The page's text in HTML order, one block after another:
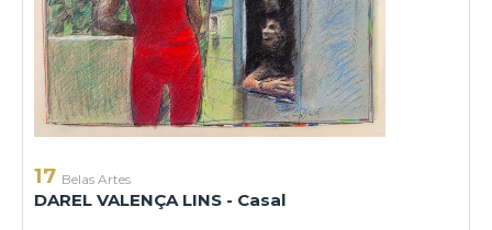
17 Belas Artes
DAREL VALENÇA LINS - Casal